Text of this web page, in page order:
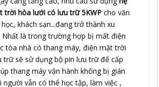
trờihòa lưới có lưu trữ 5KWP cho văn
khách sạn...đang trở thành xu
Nhất là trong trường hợp bị mất điện
tòa nhà có thang máy, điện mặt trời
trữ sẽ sử dụng bộ pin lưu trữ để cấp
thang máy vận hành không bị gián
người vẫn có thể học tập, làm việc ,